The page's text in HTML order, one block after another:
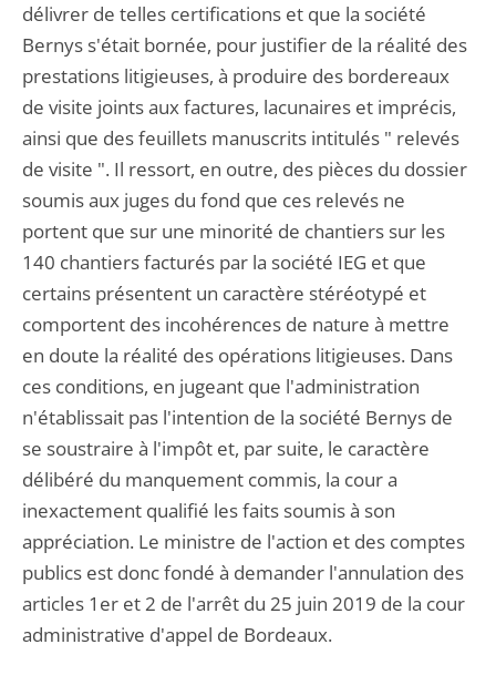
délivrer de telles certifications et que la société
Bernys s'était bornée, pour justifier de la réalité des
prestations litigieuses, à produire des bordereaux
de visite joints aux factures, lacunaires et imprécis,
ainsi que des feuillets manuscrits intitulés " relevés
de visite ". Il ressort, en outre, des pièces du dossier
soumis aux juges du fond que ces relevés ne
portent que sur une minorité de chantiers sur les
140 chantiers facturés par la société IEG et que
certains présentent un caractère stéréotypé et
comportent des incohérences de nature à mettre
en doute la réalité des opérations litigieuses. Dans
ces conditions, en jugeant que l'administration
n'établissait pas l'intention de la société Bernys de
se soustraire à l'impôt et, par suite, le caractère
délibéré du manquement commis, la cour a
inexactement qualifié les faits soumis à son
appréciation. Le ministre de l'action et des comptes
publics est donc fondé à demander l'annulation des
articles 1er et 2 de l'arrêt du 25 juin 2019 de la cour
administrative d'appel de Bordeaux.